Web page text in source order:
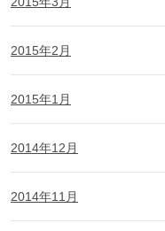
2015年2月
2015年1月
2014年12月
2014年11月